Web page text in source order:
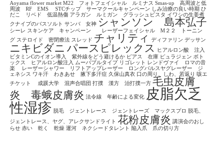
Aoyama flower market M22 フォトフェイシャル ルミナス Smas-up 高周波と低
周波 RF EMS
STCチップ サーマクールキャンペーン しみ治療の良い時期 ひ
だこ リベド 低温熱傷 アラガン ルミガン グラッシュビスタ イワシの生姜煮
クナイプのバスソルト サンバ 女神 シャンソン 島本弘子
シーレ スキンケア キャンペーン レーザーフェイシャル M２２ トーニン
グ ステロイド 密閉療法 スレッド チャリティ ディファリン デッサン
ニキビダニ パースピレックス
ヒアルロン酸 注入
ビタミンCのイオン導入 紫外線をどう避けるか ピアス 在庫 ピュラジェン ボト
ックス ヒアルロン酸注入
ムーバブルタイプ リゴレット レンドヴァイ ロマの音
楽
レーザーシャワー リフトアップレーザー ロングパルスヤグレーザー ジ
ェネシス ワキ汗 わきあせ 腋下多汗症 久保山真衣 口の周り、しわ、若返り 咳エ
チケット
成蹊大学 混声合唱団 打撲 漢方 治打撲一方 毛虫皮膚
炎 毒蛾皮膚炎 法令線 年齢による変化
皮脂欠乏
性湿疹 脱毛 ジェントレース ジェントレーズ マックスプロ
脱毛、
ジェントレース、ヤグ、アレクサンドライト 花粉皮膚炎 講演会のおし
らせ 赤い 乾く 乾燥 運河 ネクシードタレント 陥入爪 爪の切り方